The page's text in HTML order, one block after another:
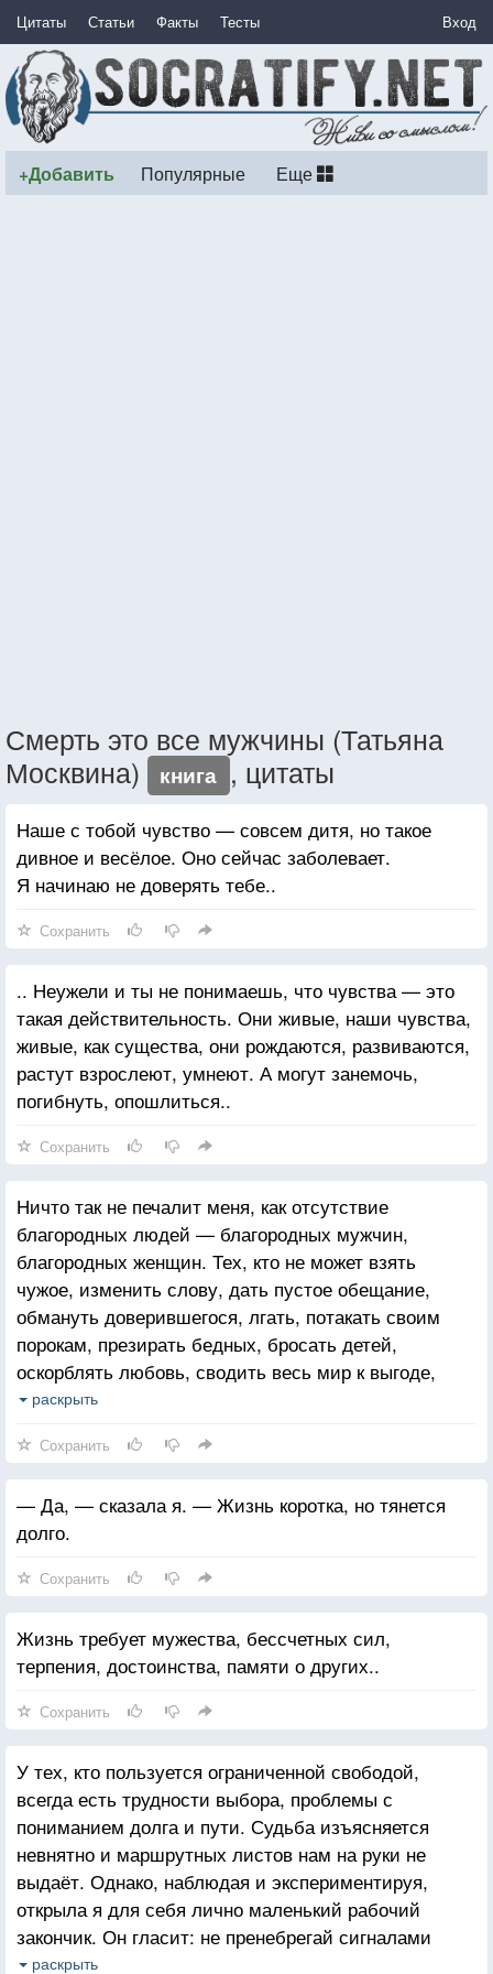
Цитаты Статьи Факты Тесты Вход
+Добавить Популярные Еще
Смерть это все мужчины (Татьяна
Москвина)
книга , цитаты
Наше с тобой чувство — совсем дитя, но такое
дивное и весёлое. Оно сейчас заболевает.
Я начинаю не доверять тебе..
Сохранить
.. Неужели и ты не понимаешь, что чувства — это
такая действительность. Они живые, наши чувства,
живые, как существа, они рождаются, развиваются,
растут взрослеют, умнеют. А могут занемочь,
погибнуть, опошлиться..
Сохранить
Ничто так не печалит меня, как отсутствие
благородных людей — благородных мужчин,
благородных женщин. Тех, кто не может взять
чужое, изменить слову, дать пустое обещание,
обмануть доверившегося, лгать, потакать своим
порокам, презирать бедных, бросать детей,
оскорблять любовь, сводить весь мир к выгоде,
пачкать душу ненавистью к другим народам,
бескорыстием..
раскрыть
Сохранить
— Да, — сказала я. — Жизнь коротка, но тянется
долго.
Сохранить
Жизнь требует мужества, бессчетных сил,
терпения, достоинства, памяти о других..
Сохранить
У тех, кто пользуется ограниченной свободой,
всегда есть трудности выбора, проблемы с
пониманием долга и пути. Судьба изъясняется
невнятно и маршрутных листов нам на руки не
выдаёт. Однако, наблюдая и экспериментируя,
открыла я для себя лично маленький рабочий
закончик. Он гласит: не пренебрегай сигналами
о возможном затруднении коммуникации. Они
раскрыть